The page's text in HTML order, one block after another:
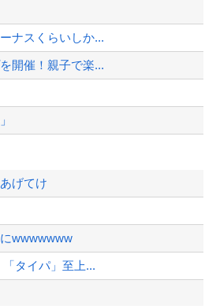
ナスくらいしか...
開催！親子で楽...
る……」と衝撃...
応報を思わせる...
でスピーチす...
1週間ぶり...
げてけ
wwwwwww
タイパ」至上...